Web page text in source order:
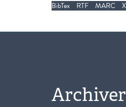
BibTex RTF MARC